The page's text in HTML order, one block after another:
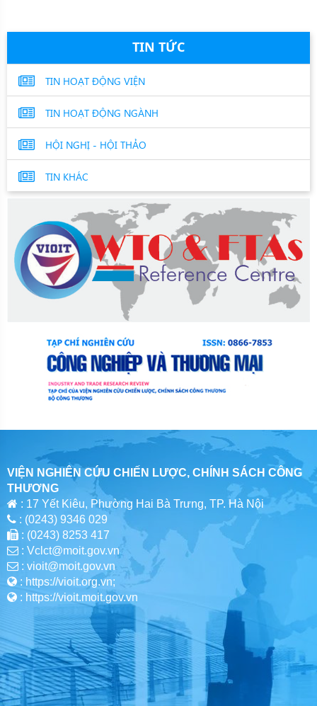
TIN TỨC
TIN HOẠT ĐỘNG VIỆN
TIN HOẠT ĐỘNG NGÀNH
HỘI NGHỊ - HỘI THẢO
TIN KHÁC
VIỆN NGHIÊN CỨU CHIẾN LƯỢC, CHÍNH SÁCH CÔNG
THƯƠNG
: 17 Yết Kiêu, Phường Hai Bà Trưng, TP. Hà Nội
: (0243) 9346 029
: (0243) 8253 417
: Vclct@moit.gov.vn
: vioit@moit.gov.vn
: https://vioit.org.vn;
: https://vioit.moit.gov.vn